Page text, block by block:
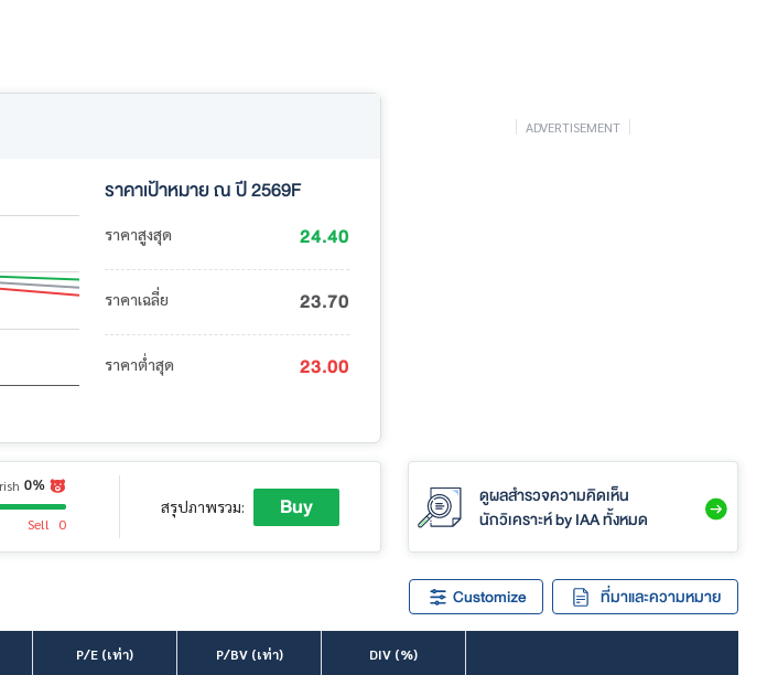
ราคาเป้าหมาย ณ ปี 2569F
ราคาสูงสุด 24.40
ราคาเฉลี่ย 23.70
ราคาต่ำสุด 23.00
ADVERTISEMENT
0%
Sell 0
สรุปภาพรวม: Buy
ดูผลสำรวจความคิดเห็น
นักวิเคราะห์by IAA ทั้งหมด
Customize ที่มาและความหมาย
P/E (เท่า) P/BV (เท่า) DIV (%)